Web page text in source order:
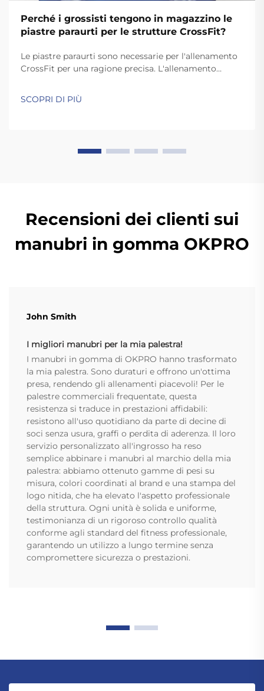
Perché i grossisti tengono in magazzino le
piastre paraurti per le strutture CrossFit?
Le piastre paraurti sono necessarie per l'allenamento
CrossFit per una ragione precisa. L'allenamento
lo strappo e l'arrampicata, che prevedono il rilascio
delle piastre a terra. A differenza delle piastre
SCOPRI DI PIÙ
Recensioni dei clienti sui
manubri in gomma OKPRO
John Smith
I migliori manubri per la mia palestra!
I manubri in gomma di OKPRO hanno trasformato
la mia palestra. Sono duraturi e offrono un'ottima
presa, rendendo gli allenamenti piacevoli! Per le
palestre commerciali frequentate, questa
resistenza si traduce in prestazioni affidabili:
resistono all'uso quotidiano da parte di decine di
soci senza usura, graffi o perdita di aderenza. Il loro
servizio personalizzato all'ingrosso ha reso
semplice abbinare i manubri al marchio della mia
palestra: abbiamo ottenuto gamme di pesi su
misura, colori coordinati al brand e una stampa del
logo nitida, che ha elevato l'aspetto professionale
della struttura. Ogni unità è solida e uniforme,
testimonianza di un rigoroso controllo qualità
conforme agli standard del fitness professionale,
garantendo un utilizzo a lungo termine senza
compromettere sicurezza o prestazioni.